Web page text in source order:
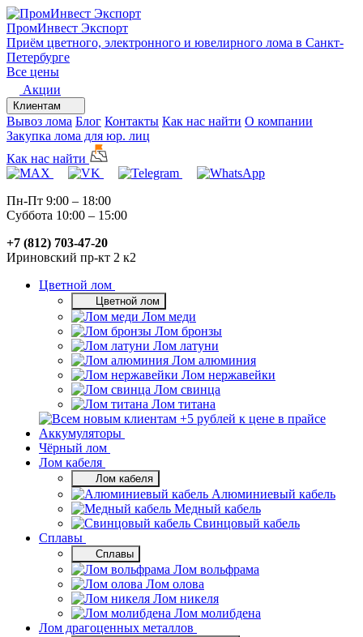
ПромИнвест Экспорт
Приём цветного, электронного и ювелирного лома в Санкт-
Петербурге
Все цены
Акции
Клиентам
Вывоз лома Блог Контакты Как нас найти О компании
Закупка лома для юр. лиц
Как нас найти
Пн-Пт 9:00 – 18:00
Суббота 10:00 – 15:00
+7 (812) 703-47-20
Ириновский пр-кт 2 к2
Цветной лом
Цветной лом
Лом меди
Лом бронзы
Лом латуни
Лом алюминия
Лом нержавейки
Лом свинца
Лом титана
Аккумуляторы
Чёрный лом
Лом кабеля
Лом кабеля
Алюминиевый кабель
Медный кабель
Свинцовый кабель
Сплавы
Сплавы
Лом вольфрама
Лом олова
Лом никеля
Лом молибдена
Лом драгоценных металлов